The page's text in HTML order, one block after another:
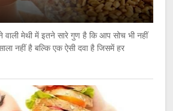
वाली मेथी में इतने सारे गुण है कि आप सोच भी नहीं
नहीं है बल्कि एक ऐसी दवा है जिसमें हर